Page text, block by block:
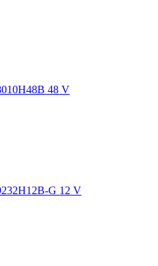
48 V
G 12 V